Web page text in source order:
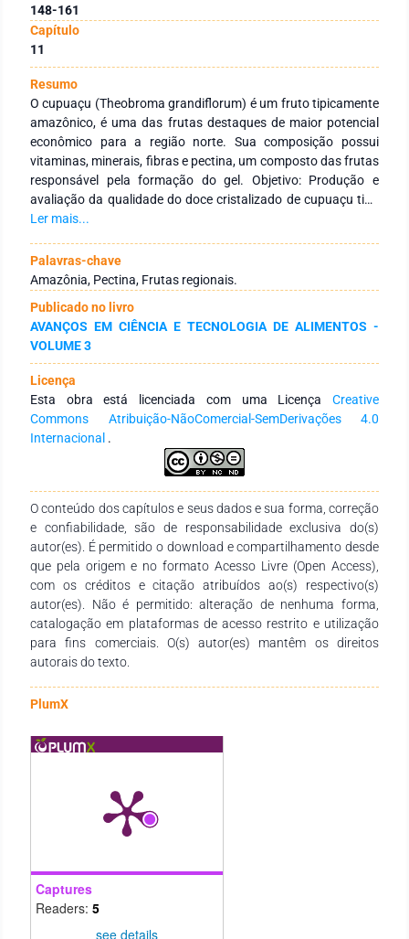
148-161
Capítulo
11
Resumo
O cupuaçu (Theobroma grandiflorum) é um fruto tipicamente
amazônico, é uma das frutas destaques de maior potencial
econômico para a região norte. Sua composição possui
vitaminas, minerais, fibras e pectina, um composto das frutas
responsável pela formação do gel. Objetivo: Produção e
avaliação da qualidade do doce cristalizado de cupuaçu tipo
“jujuba” sem adição de gelatina, na produção é utilizado
cristal e ácido cítrico (suco de limão). Métodos: A receita foi
obtida em parceria com a empresa Amazon Doces, para fazer
a jujuba foi adicionado em uma panela a polpa, o açúcar e o
suco do limão, a mistura foi levada ao fogo médio e foi
realizada uma agitação contínua, sempre verificando o ponto
e que parasse o aquecimento quando se obtido uma massa
homogênea, de cor caramelada e desgrudando do fundo da
panela, foi esperado a massa esfriar e cortada em cubos.
Será comparada duas formulações (F1- formulação da
empresa Amazon Doces / F2- formulação produzida).
Resultados: Na avaliação da qualidade e resultar em uma
formulação padrão para agregar valor ao produto foi possível
80°C), Sólidos Solúveis (74 – 77°Brix) e pH (2,8 – 3,5) com
isso a jujuba poderá manter padronizada. Conclusão: Neste
trabalho a produção de doce cristalizado tipo “jujuba” foi de
grande importância para o estudo de uma formulação
padrão para doces cristalizados e além disso, o uso da
pectina do fruto na substituição da gelatina.
Ler mais...
Palavras-chave
Amazônia, Pectina, Frutas regionais.
Publicado no livro
AVANÇOS EM CIÊNCIA E TECNOLOGIA DE ALIMENTOS -
VOLUME 3
Licença
Esta obra está licenciada com uma Licença Creative
Commons Atribuição-NãoComercial-SemDerivações 4.0
Internacional .
O conteúdo dos capítulos e seus dados e sua forma, correção
e confiabilidade, são de responsabilidade exclusiva do(s)
autor(es). É permitido o download e compartilhamento desde
que pela origem e no formato Acesso Livre (Open Access),
com os créditos e citação atribuídos ao(s) respectivo(s)
autor(es). Não é permitido: alteração de nenhuma forma,
catalogação em plataformas de acesso restrito e utilização
para fins comerciais. O(s) autor(es) mantêm os direitos
autorais do texto.
PlumX
Captures
Readers: 5
see details